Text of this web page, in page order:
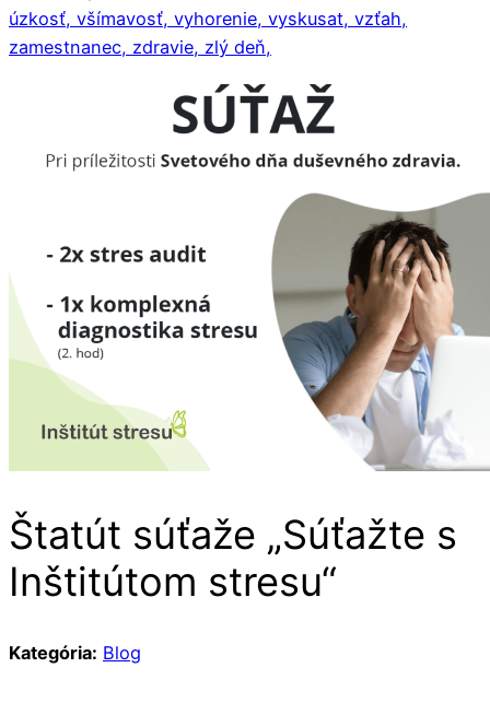
úzkosť, všímavosť, vyhorenie, vyskusat, vzťah,
zamestnanec, zdravie, zlý deň,
Štatút súťaže „Súťažte s
Inštitútom stresu“
Kategória: Blog